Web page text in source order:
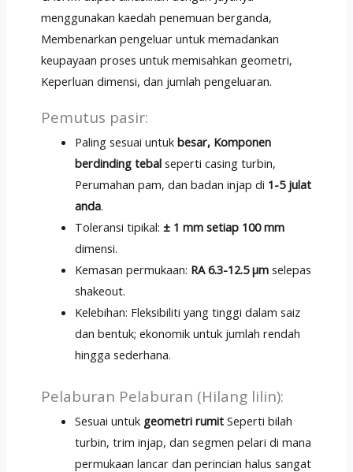
menggunakan kaedah penemuan berganda,
Membenarkan pengeluar untuk memadankan
keupayaan proses untuk memisahkan geometri,
Keperluan dimensi, dan jumlah pengeluaran.
Pemutus pasir:
Paling sesuai untukbesar, Komponen
berdinding tebal seperti casing turbin,
Perumahan pam, dan badan injap di 1-5 julat
anda.
Toleransi tipikal:± 1 mm setiap 100 mm
dimensi.
Kemasan permukaan: RA 6.3-12.5 μm selepas
shakeout.
Kelebihan: Fleksibiliti yang tinggi dalam saiz
dan bentuk; ekonomik untuk jumlah rendah
hingga sederhana.
Pelaburan Pelaburan (Hilang lilin):
Sesuai untuk geometri rumit Seperti bilah
turbin, trim injap, dan segmen pelari di mana
permukaan lancar dan perincian halus sangat